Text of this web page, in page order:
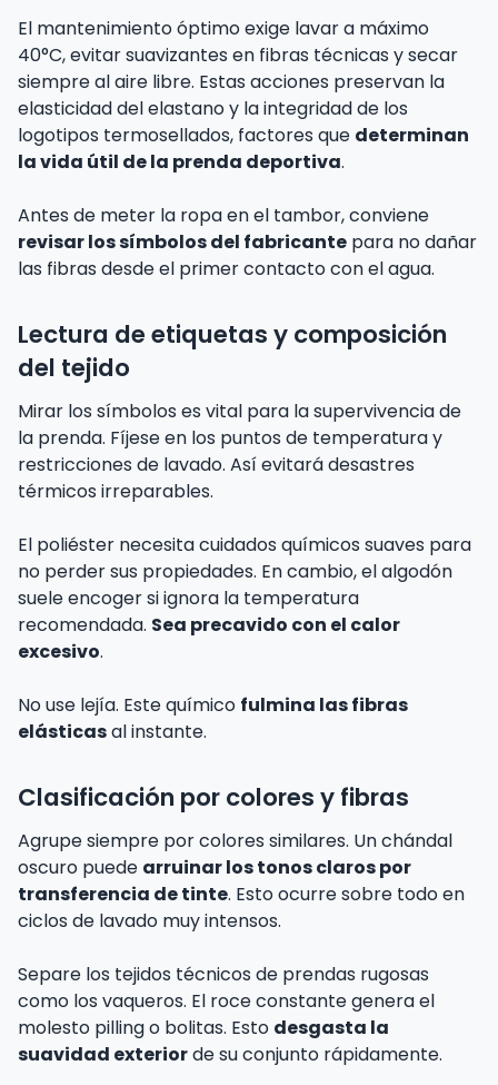
El mantenimiento óptimo exige lavar a máximo
40°C, evitar suavizantes en fibras técnicas y secar
siempre al aire libre. Estas acciones preservan la
elasticidad del elastano y la integridad de los
logotipos termosellados, factores que determinan
la vida útil de la prenda deportiva.
Antes de meter la ropa en el tambor, conviene
revisar los símbolos del fabricante para no dañar
las fibras desde el primer contacto con el agua.
Lectura de etiquetas y composición
del tejido
Mirar los símbolos es vital para la supervivencia de
la prenda. Fíjese en los puntos de temperatura y
restricciones de lavado. Así evitará desastres
térmicos irreparables.
El poliéster necesita cuidados químicos suaves para
no perder sus propiedades. En cambio, el algodón
suele encoger si ignora la temperatura
recomendada. Sea precavido con el calor
excesivo.
No use lejía. Este químico fulmina las fibras
elásticasal instante.
Clasificación por colores y fibras
Agrupe siempre por colores similares. Un chándal
oscuro puede arruinar los tonos claros por
transferencia de tinte. Esto ocurre sobre todo en
ciclos de lavado muy intensos.
Separe los tejidos técnicos de prendas rugosas
como los vaqueros. El roce constante genera el
molesto pilling o bolitas. Esto desgasta la
suavidad exteriorde su conjunto rápidamente.